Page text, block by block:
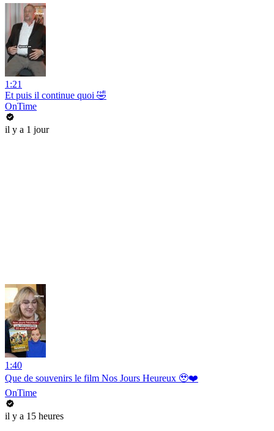
1:21
Et puis il continue quoi 🤣
OnTime
il y a 1 jour
1:40
Que de souvenirs le film Nos Jours Heureux 🥹❤️
OnTime
il y a 15 heures